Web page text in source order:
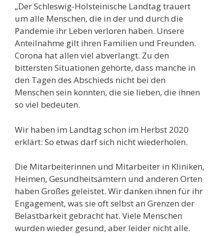
„Der Schleswig-Holsteinische Landtag trauert
um alle Menschen, die in der und durch die
Pandemie ihr Leben verloren haben. Unsere
Anteilnahme gilt ihren Familien und Freunden.
Corona hat allen viel abverlangt. Zu den
bittersten Situationen gehörte, dass manche in
den Tagen des Abschieds nicht bei den
Menschen sein konnten, die sie lieben, die ihnen
so viel bedeuten.
Wir haben im Landtag schon im Herbst 2020
erklärt: So etwas darf sich nicht wiederholen.
Die Mitarbeiterinnen und Mitarbeiter in Kliniken,
Heimen, Gesundheitsämtern und anderen Orten
haben Großes geleistet. Wir danken ihnen für ihr
Engagement, was sie oft selbst an Grenzen der
Belastbarkeit gebracht hat. Viele Menschen
wurden wieder gesund, aber leider nicht alle.